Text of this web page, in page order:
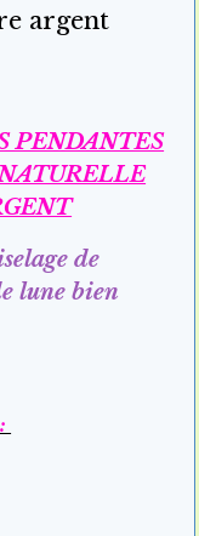
argent
PENDANTES
de
lune bien